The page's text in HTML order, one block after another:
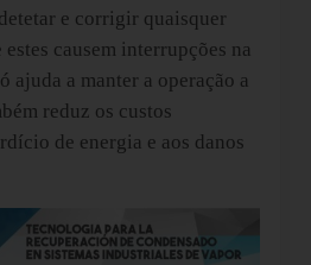
e corrigir quaisquer
causem interrupções na
ajuda a manter a operação a
reduz os custos
de energia e aos danos